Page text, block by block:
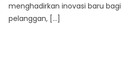
menghadirkan inovasi baru bagi
pelanggan, […]